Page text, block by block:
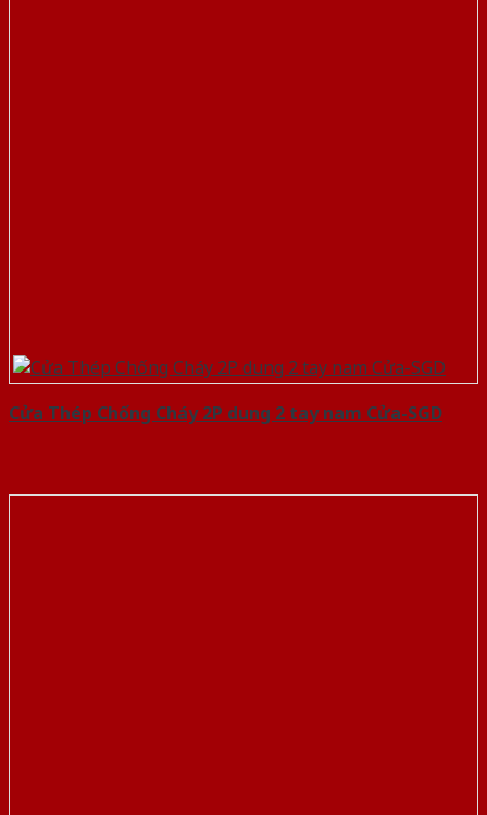
Cửa Thép Chống Cháy 2P dung 2 tay nam Cửa-SGD